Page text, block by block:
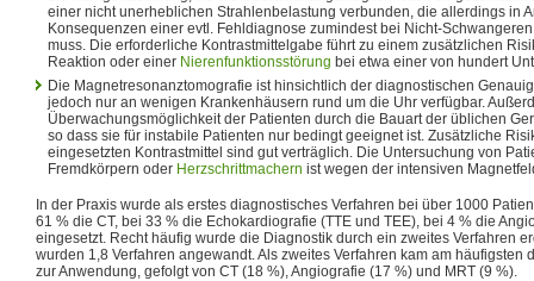
einer nicht unerheblichen Strahlenbelastung verbunden, die allerdings in
Konsequenzen einer evtl. Fehldiagnose zumindest bei Nicht-
muss. Die erforderliche Kontrastmittelgabe führt zu einem zusätzlichen
Reaktion oder einer Nierenfunktionsstörung bei etwa einer von hundert
Die Magnetresonanztomografie ist hinsichtlich der diagnostischen
jedoch nur an wenigen Krankenhäusern rund um die Uhr verfügbar.
Überwachungsmöglichkeit der Patienten durch die Bauart der üblichen
so dass sie für instabile Patienten nur bedingt geeignet ist. Zusätzliche
eingesetzten Kontrastmittel sind gut verträglich. Die Untersuchung von
Fremdkörpern oder Herzschrittmachern ist wegen der intensiven
In der Praxis wurde als erstes diagnostisches Verfahren bei über 1000
61 % die CT, bei 33 % die Echokardiografie (TTE und TEE), bei 4 % die
eingesetzt. Recht häufig wurde die Diagnostik durch ein zweites Verfahren
wurden 1,8 Verfahren angewandt. Als zweites Verfahren kam am häufigsten
zur Anwendung, gefolgt von CT (18 %), Angiografie (17 %) und MRT (9 %).